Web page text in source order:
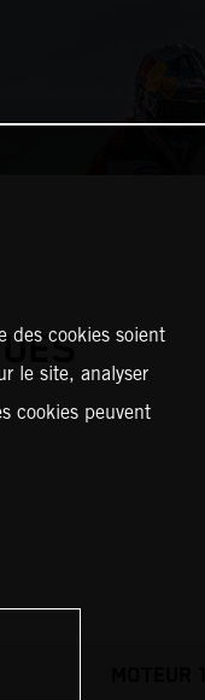
des cookies soient
le site, analyser
cookies peuvent